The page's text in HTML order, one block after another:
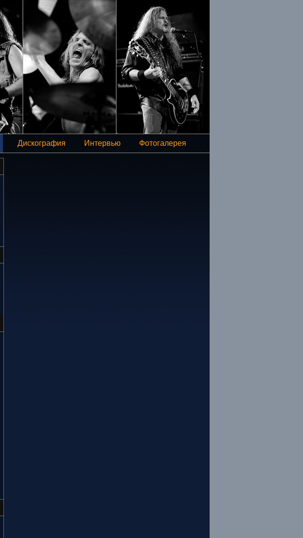
Дискография Интервью Фотогалерея